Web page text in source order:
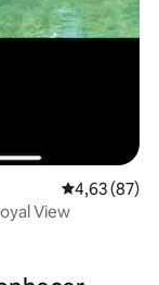
4,63 de uma
4,63 (87)
View